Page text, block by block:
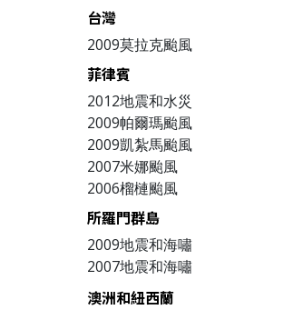
台灣
2009莫拉克颱風
菲律賓
2012地震和水災
2009帕爾瑪颱風
2009凱紮馬颱風
2007米娜颱風
2006榴槤颱風
所羅門群島
2009地震和海嘯
2007地震和海嘯
澳洲和紐西蘭